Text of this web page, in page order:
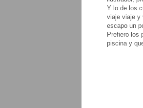
Y lo de los
viaje viaje y
escapo un
Prefiero los
piscina y